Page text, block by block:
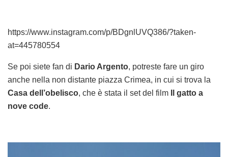
https://www.instagram.com/p/BDgnlUVQ386/?taken-
at=445780554
Se poi siete fan di Dario Argento, potreste fare un giro
anche nella non distante piazza Crimea, in cui si trova la
Casa dell’obelisco, che è stata il set del film
Il gatto a
nove code.